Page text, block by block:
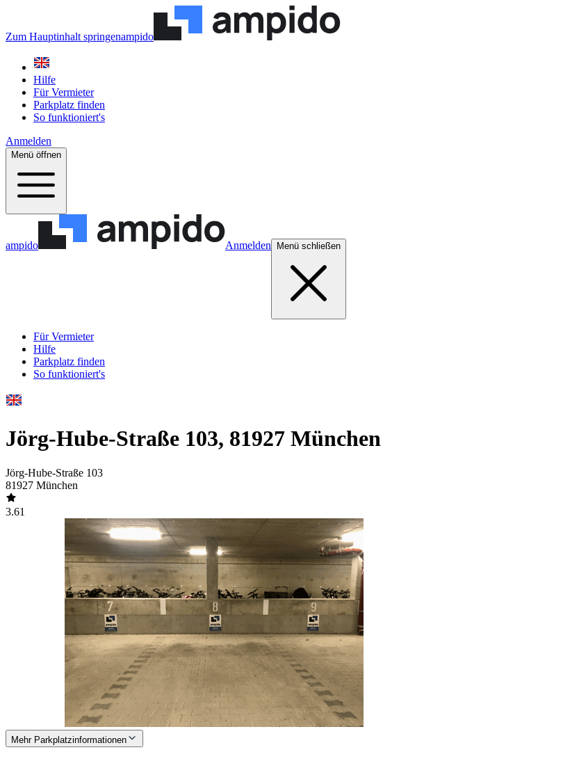
Zum Hauptinhalt springenampido
Hilfe
Für Vermieter
Parkplatz finden
So funktioniert's
Anmelden
Menü öffnen
ampido Anmelden Menü schließen
Für Vermieter
Hilfe
Parkplatz finden
So funktioniert's
Jörg-Hube-Straße 103, 81927 München
Jörg-Hube-Straße 103
81927 München
3.61
Mehr Parkplatzinformationen